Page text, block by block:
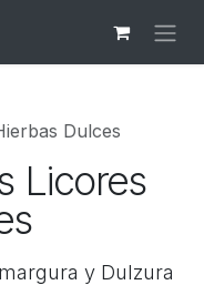
Dulces
Licores
y Dulzura